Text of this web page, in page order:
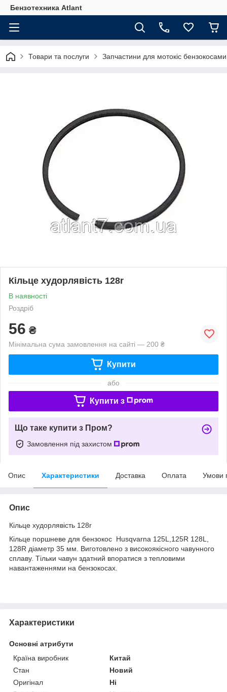
Бензотехника Atlant
Товари та послуги Запчастини для мотокіс бензокосами
Кільце худорлявість 128r
В наявності
Роздріб
56 ₴
Мінімальна сума замовлення на сайті — 200 ₴
Купити
або
Купити з
Що таке купити з Пром?
Замовлення під захистом
Опис Характеристики Доставка Оплата Умови
Опис
Кільце худорлявість 128r
Кільце поршневе для бензокос Husqvarna 125L,125R 128L,
128R діаметр 35 мм. Виготовлено з високоякісного чавунного
сплаву. Тільки чавун здатний впоратися з тепловими
навантаженнями на бензокосах.
Характеристики
Основні атрибути
Країна виробник
Китай
Стан
Новий
Оригінал
Ні